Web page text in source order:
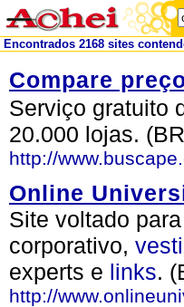
Encontrados 2168 sites
Compare
Serviço gratuito
20.000 lojas.
http://
Online
Site voltado para
corporativo,
experts e links.
http://